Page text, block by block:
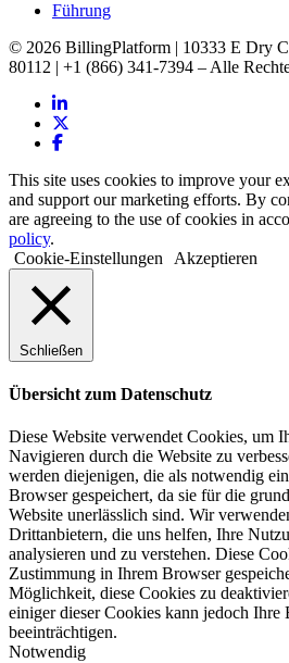
Führung
© 2026 BillingPlatform | 10333 E Dry
80112 | +1 (866) 341-7394 – Alle
This site uses cookies to improve your
and support our marketing efforts. By
are agreeing to the use of cookies in
policy.
Cookie-Einstellungen
Akzeptieren
Schließen
Übersicht zum Datenschutz
Diese Website verwendet Cookies, um
Navigieren durch die Website zu
werden diejenigen, die als notwendig
Browser gespeichert, da sie für die
Website unerlässlich sind. Wir
Drittanbietern, die uns helfen, Ihre
analysieren und zu verstehen. Diese
Zustimmung in Ihrem Browser
Möglichkeit, diese Cookies zu
einiger dieser Cookies kann jedoch Ihre
beeinträchtigen.
Notwendig